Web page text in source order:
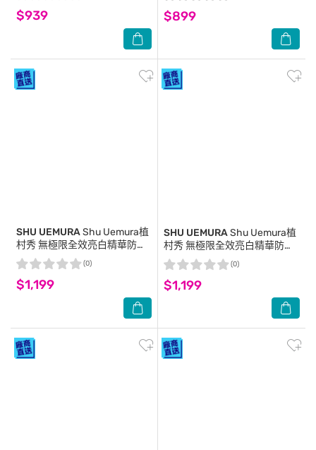
$939 $899
SHU UEMURAShu Uemura植
村秀 無極限全效亮白精華防曬
乳 SPF 50+ PA+++ 30ml #無
瑕膚
$1,199
(0)
SHU UEMURAShu Uemura植
村秀 無極限全效亮白精華防曬
乳 SPF 50+ PA+++ 30ml #冷
白紫
$1,199
(0)